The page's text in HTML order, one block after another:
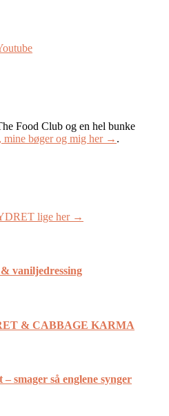
Food Club og en hel bunke
mine bøger og mig her → .
lige her →
vaniljedressing
& CABBAGE KARMA
smager så englene synger